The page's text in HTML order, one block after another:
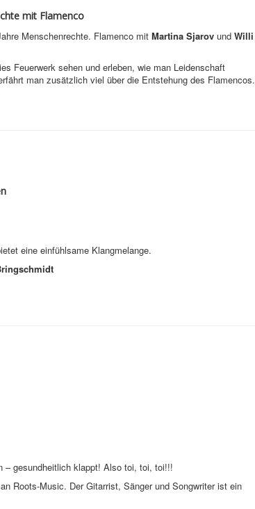
mit Flamenco
Menschenrechte. Flamenco mit Martina Sjarov und Willi
Feuerwerk sehen und erleben, wie man Leidenschaft
man zusätzlich viel über die Entstehung des Flamencos.
eine einfühlsame Klangmelange.
gesundheitlich klappt! Also toi, toi, toi!!!
Roots-Music. Der Gitarrist, Sänger und Songwriter ist ein